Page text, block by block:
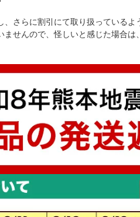
さらに割引にて取り扱っているよ
せんので、怪しいと感じた場合